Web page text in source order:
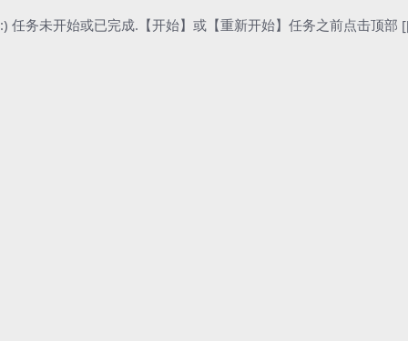
:) 任务未开始或已完成.【开始】或【重新开始】任务之前点击顶部